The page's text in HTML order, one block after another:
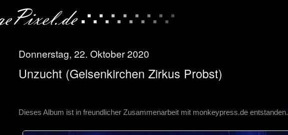
Donnerstag, 22. Oktober 2020
Unzucht (Gelsenkirchen Zirkus Probst)
Dieses Album ist in freundlicher Zusammenarbeit mit monkeypress.de entstanden.